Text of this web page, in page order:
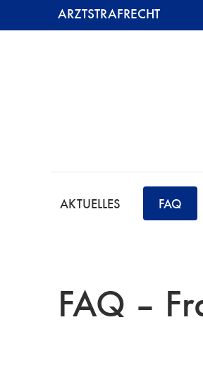
ARZTSTRAFRECHT
AKTUELLES FAQ
FAQ –